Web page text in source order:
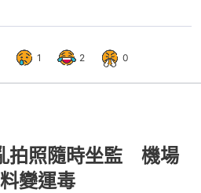
1 2 0
拍照隨時坐監 機場
變運毒